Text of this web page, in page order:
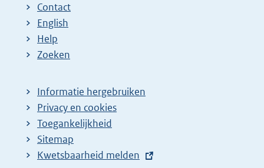
Contact
English
Help
Zoeken
Informatie hergebruiken
Privacy en cookies
Toegankelijkheid
Sitemap
E
Kwetsbaarheid melden